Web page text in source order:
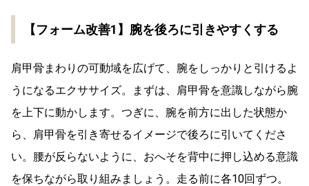
【フォーム改善1】腕を後ろに引きやすくする
肩甲骨まわりの可動域を広げて、腕をしっかりと引けるよ
うになるエクササイズ。まずは、肩甲骨を意識しながら腕
を上下に動かします。つぎに、腕を前方に出した状態か
ら、肩甲骨を引き寄せるイメージで後ろに引いてくださ
い。腰が反らないように、おへそを背中に押し込める意識
を保ちながら取り組みましょう。走る前に各10回ずつ。